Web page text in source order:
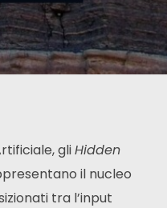
gliHidden
il nucleo
tra l’input